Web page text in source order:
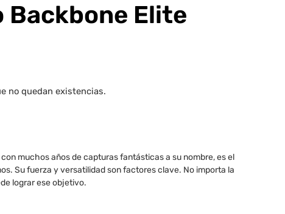
Backbone Elite
no quedan existencias.
muchos años de capturas fantásticas a su nombre, es el
Su fuerza y versatilidad son factores clave. No importa la
lograr ese objetivo.